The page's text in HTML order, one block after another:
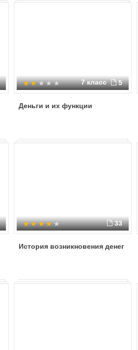
7 класс 5
Деньги и их функции
33
История возникновения денег